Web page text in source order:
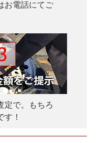
お電話にてご
定で。もちろ
す！